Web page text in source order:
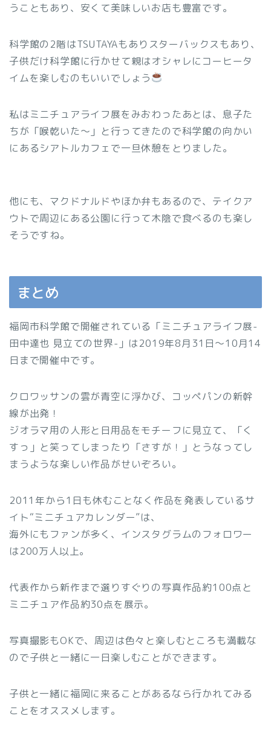
うこともあり、安くて美味しいお店も豊富です。
科学館の2階はTSUTAYAもありスターバックスもあり、
子供だけ科学館に行かせて親はオシャレにコーヒータ
イムを楽しむのもいいでしょう
私はミニチュアライフ展をみおわったあとは、息子た
ちが「喉乾いた〜」と行ってきたので科学館の向かい
にあるシアトルカフェで一旦休憩をとりました。
他にも、マクドナルドやほか弁もあるので、テイクア
ウトで周辺にある公園に行って木陰で食べるのも楽し
そうですね。
まとめ
福岡市科学館で開催されている「ミニチュアライフ展-
田中達也 見立ての世界-」は2019年8月31日〜10月14
日まで開催中です。
クロワッサンの雲が青空に浮かび、コッペパンの新幹
線が出発！
ジオラマ用の人形と日用品をモチーフに見立て、「く
すっ」と笑ってしまったり「さすが！」とうなってし
まうような楽しい作品がせいぞろい。
2011年から1日も休むことなく作品を発表しているサ
イト“ミニチュアカレンダー”は、
海外にもファンが多く、インスタグラムのフォロワー
は200万人以上。
代表作から新作まで選りすぐりの写真作品約100点と
ミニチュア作品約30点を展示。
写真撮影もOKで、周辺は色々と楽しむところも満載な
ので子供と一緒に一日楽しむことができます。
子供と一緒に福岡に来ることがあるなら行かれてみる
ことをオススメします。